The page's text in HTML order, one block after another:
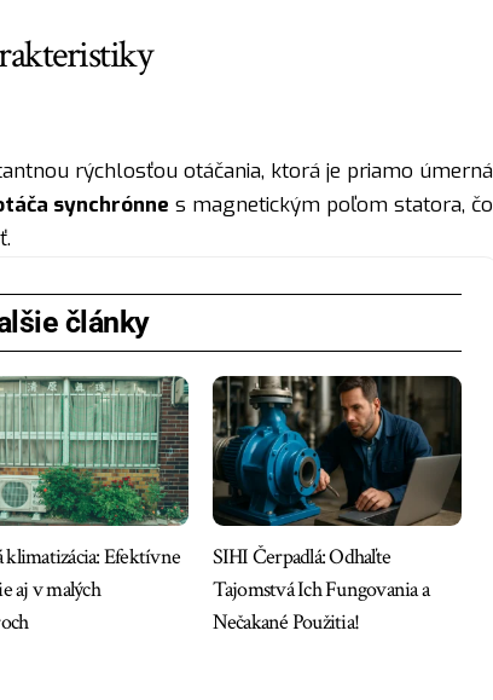
rýchlosťou otáčania, ktorá je priamo úmerná
synchrónne s magnetickým poľom statora, čo
články
klimatizácia: Efektívne
aj v malých
SIHI Čerpadlá: Odhaľte
Tajomstvá Ich Fungovania a
Nečakané Použitia!